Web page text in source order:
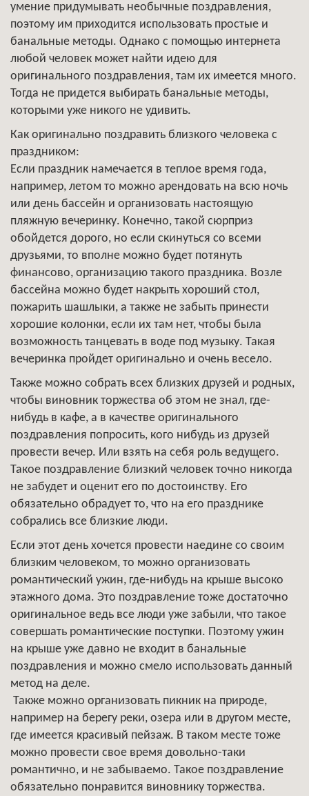
умение придумывать необычные поздравления,
поэтому им приходится использовать простые и
банальные методы. Однако с помощью интернета
любой человек может найти идею для
оригинального поздравления, там их имеется много.
Тогда не придется выбирать банальные методы,
которыми уже никого не удивить.
Как оригинально поздравить близкого человека с
праздником:
Если праздник намечается в теплое время года,
например, летом то можно арендовать на всю ночь
или день бассейн и организовать настоящую
пляжную вечеринку. Конечно, такой сюрприз
обойдется дорого, но если скинуться со всеми
друзьями, то вполне можно будет потянуть
финансово, организацию такого праздника. Возле
бассейна можно будет накрыть хороший стол,
пожарить шашлыки, а также не забыть принести
хорошие колонки, если их там нет, чтобы была
возможность танцевать в воде под музыку. Такая
вечеринка пройдет оригинально и очень весело.
Также можно собрать всех близких друзей и родных,
чтобы виновник торжества об этом не знал, где-
нибудь в кафе, а в качестве оригинального
поздравления попросить, кого нибудь из друзей
провести вечер. Или взять на себя роль ведущего.
Такое поздравление близкий человек точно никогда
не забудет и оценит его по достоинству. Его
обязательно обрадует то, что на его празднике
собрались все близкие люди.
Если этот день хочется провести наедине со своим
близким человеком, то можно организовать
романтический ужин, где-нибудь на крыше высоко
этажного дома. Это поздравление тоже достаточно
оригинальное ведь все люди уже забыли, что такое
совершать романтические поступки. Поэтому ужин
на крыше уже давно не входит в банальные
поздравления и можно смело использовать данный
метод на деле.
Также можно организовать пикник на природе,
например на берегу реки, озера или в другом месте,
где имеется красивый пейзаж. В таком месте тоже
можно провести свое время довольно-таки
романтично, и не забываемо. Такое поздравление
обязательно понравится виновнику торжества.